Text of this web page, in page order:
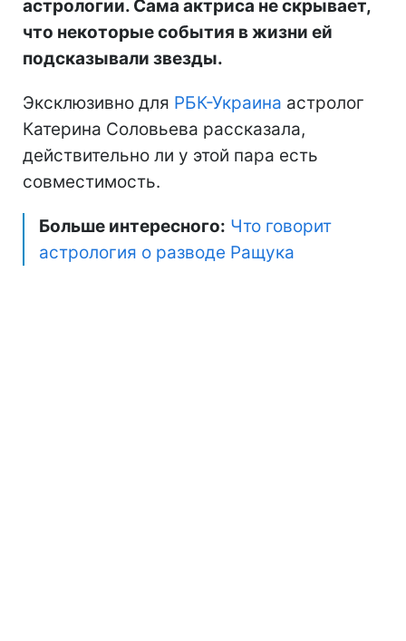
астрологии. Сама актриса не скрывает,
что некоторые события в жизни ей
подсказывали звезды.
Эксклюзивно для РБК-Украина астролог
Катерина Соловьева рассказала,
действительно ли у этой пара есть
совместимость.
Больше интересного: Что говорит
астрология о разводе Ращука